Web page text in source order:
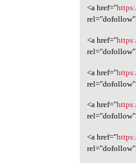
<a href="
<a href="
<a href="
<a href="
<a href="